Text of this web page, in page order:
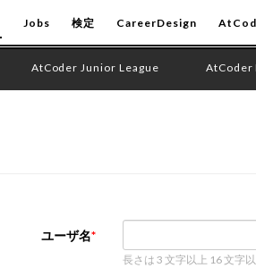
Jobs 検定 CareerDesign
AtCoder Junior League AtCoder
ユーザ名
長さは 3 文字以上 16 文字